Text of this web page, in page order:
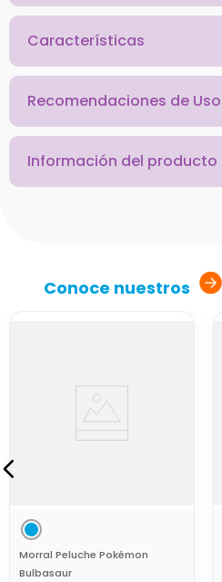
Características
Recomendaciones de Uso
Información del producto
Conoce nuestros
Morral Peluche Pokémon
Bulbasaur